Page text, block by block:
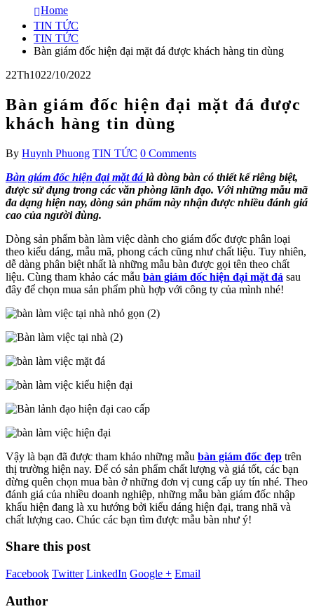
Home
TIN TỨC
TIN TỨC
Bàn giám đốc hiện đại mặt đá được khách hàng tin dùng
22Th1022/10/2022
Bàn giám đốc hiện đại mặt đá được
khách hàng tin dùng
By Huynh Phuong TIN TỨC 0 Comments
Bàn giám đốc hiện đại mặt đá là dòng bàn có thiết kế riêng biệt,
được sử dụng trong các văn phòng lãnh đạo. Với những mẫu mã
đa dạng hiện nay, dòng sản phẩm này nhận được nhiều đánh giá
cao của người dùng.
Dòng sản phẩm bàn làm việc dành cho giám đốc được phân loại
theo kiểu dáng, mẫu mã, phong cách cũng như chất liệu. Tuy nhiên,
dễ dàng phân biệt nhất là những mẫu bàn được gọi tên theo chất
liệu. Cùng tham khảo các mẫu bàn giám đốc hiện đại mặt đá sau
đây để chọn mua sản phẩm phù hợp với công ty của mình nhé!
Vậy là bạn đã được tham khảo những mẫu bàn giám đốc đẹp trên
thị trường hiện nay. Để có sản phẩm chất lượng và giá tốt, các bạn
đừng quên chọn mua bàn ở những đơn vị cung cấp uy tín nhé. Theo
đánh giá của nhiều doanh nghiệp, những mẫu bàn giám đốc nhập
khẩu hiện đang là xu hướng bởi kiểu dáng hiện đại, trang nhã và
chất lượng cao. Chúc các bạn tìm được mẫu bàn như ý!
Share this post
Facebook Twitter LinkedIn Google + Email
Author